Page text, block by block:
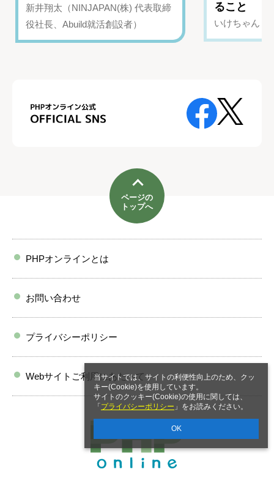
当サイトでは、サイトの利便性向上のため、クッ
キー(Cookie)を使用しています。
サイトのクッキー(Cookie)の使用に関しては、
「 プライバシーポリシー 」をお読みください。
OK
新井翔太（NINJAPAN(株) 代表取締
役社長、Abuild就活創設者）
ること
いけちゃん（
ページの
トップへ
PHPオンラインとは
お問い合わせ
プライバシーポリシー
Webサイトご利用にあたって